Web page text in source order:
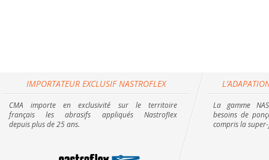
IMPORTATEUR EXCLUSIF NASTROFLEX
CMA importe en exclusivité sur le territoire
français les abrasifs appliqués Nastroflex
depuis plus de 25 ans.
La gamme
besoins de
compris la